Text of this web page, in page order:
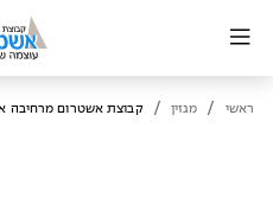
ראשי / מגזין / קבוצת אשטרום מרחיבה